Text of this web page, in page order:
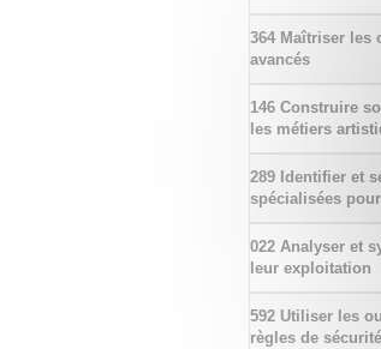
364 Maîtriser les
avancés
146 Construire
les métiers
289 Identifier et
spécialisées
022 Analyser et
leur exploitation
592 Utiliser les
règles de